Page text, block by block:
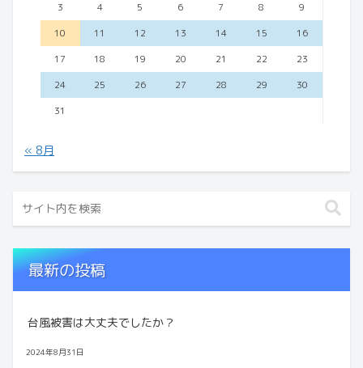
3
4 5 6 7 8
9
10
11 12 13 14 15
16
17
18 19 20 21 22
23
24
25 26 27 28 29
30
31
« 8月
最新の投稿
台風被害は大丈夫でしたか？
2024年8月31日